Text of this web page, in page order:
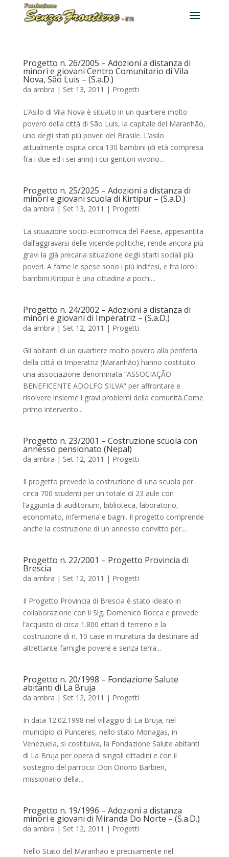
Progetto n. 26/2005 – Adozioni a distanza di
minori e giovani Centro Comunitario di Vila
Nova, São Luis – (S.a.D.)
da ambra | Set 13, 2011 | Progetti
L’Asilo di Vila Nova è situato in un quartiere molto
povero della città di São Luis, la capitale del Maranhão,
uno degli stati più poveri del Brasile. L’asilo
attualmente ospita circa 130 bambini (di età compresa
fra i due ed i sei anni) i cui genitori vivono...
Progetto n. 25/2025 – Adozioni a distanza di
minori e giovani scuola di Kirtipur – (S.a.D.)
da ambra | Set 13, 2011 | Progetti
La situazione socio-economica del Paese, appesantita
dall’aggravarsi delle vicende politiche, rende ancora più
gravi la già precaria situazione degli starti sociali più
poveri. A farne le spese sono i più indifesi, e tra loro i
bambini.Kirtipur è una cittadina a pochi...
Progetto n. 24/2002 – Adozioni a distanza di
minori e giovani di Imperatriz – (S.a.D.)
da ambra | Set 12, 2011 | Progetti
Gli abitanti di un quartiere molto povero alla periferia
della città di Imperatriz (Maranhão) hanno costituito
una associazione denominata “ASSOCIAÇÃO
BENEFICENTE ADOLFO SILVA” per affrontare e
risolvere insieme i gravi problemi della comunità.Come
primo intervento...
Progetto n. 23/2001 – Costruzione scuola con
annesso pensionato (Nepal)
da ambra | Set 12, 2011 | Progetti
Il progetto prevede la costruzione di una scuola per
circa 700 studenti per un totale di 23 aule con
l’aggiunta di auditorium, biblioteca, laboratorio,
economato, infermeria e bagni. Il progetto comprende
anche la costruzione di un annesso convitto per...
Progetto n. 22/2001 – Progetto Provincia di
Brescia
da ambra | Set 12, 2011 | Progetti
Il Progetto Provincia di Brescia è stato ideato in
collaborazione con il Sig. Domenico Rocca e prevede
l’acquisto di circa 1.800 ettari di terreno e la
costruzione di n. 10 case in muratura da destinare ad
altrettante famiglie povere e senza terra...
Progetto n. 20/1998 – Fondazione Salute
abitanti di La Bruja
da ambra | Set 12, 2011 | Progetti
In data 12.02.1998 nel villaggio di La Bruja, nel
municipio di Punceres, nello stato Monagas, in
Venezuela, si costituiva, la Fondazione Salute abitanti
di La Bruja per opera di singoli cittadini e con il
sostegno del parroco: Don Onorio Barbieri,
missionario della...
Progetto n. 19/1996 – Adozioni a distanza
minori e giovani di Miranda Do Norte – (S.a.D.)
da ambra | Set 12, 2011 | Progetti
Nello Stato del Maranhão e precisamente nel